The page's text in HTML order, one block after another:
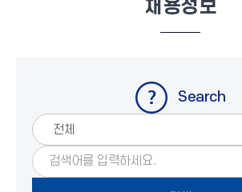
채용정보
Search